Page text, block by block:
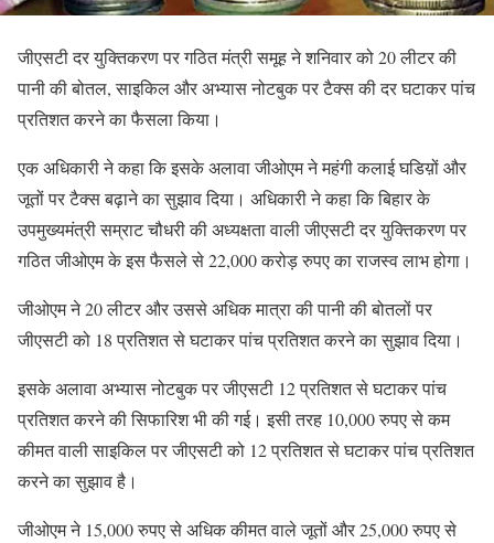
जीएसटी दर युक्तिकरण पर गठित मंत्री समूह ने शनिवार को 20 लीटर की
पानी की बोतल, साइकिल और अभ्यास नोटबुक पर टैक्स की दर घटाकर पांच
प्रतिशत करने का फैसला किया।
एक अधिकारी ने कहा कि इसके अलावा जीओएम ने महंगी कलाई घडिय़ों और
जूतों पर टैक्स बढ़ाने का सुझाव दिया। अधिकारी ने कहा कि बिहार के
उपमुख्यमंत्री सम्राट चौधरी की अध्यक्षता वाली जीएसटी दर युक्तिकरण पर
गठित जीओएम के इस फैसले से 22,000 करोड़ रुपए का राजस्व लाभ होगा।
जीओएम ने 20 लीटर और उससे अधिक मात्रा की पानी की बोतलों पर
जीएसटी को 18 प्रतिशत से घटाकर पांच प्रतिशत करने का सुझाव दिया।
इसके अलावा अभ्यास नोटबुक पर जीएसटी 12 प्रतिशत से घटाकर पांच
प्रतिशत करने की सिफारिश भी की गई। इसी तरह 10,000 रुपए से कम
कीमत वाली साइकिल पर जीएसटी को 12 प्रतिशत से घटाकर पांच प्रतिशत
करने का सुझाव है।
जीओएम ने 15,000 रुपए से अधिक कीमत वाले जूतों और 25,000 रुपए से